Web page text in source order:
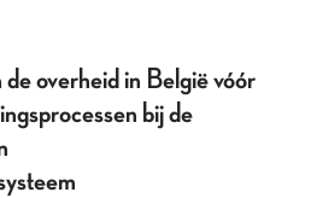
overheid in België vóór
bij de